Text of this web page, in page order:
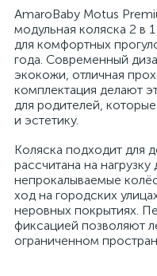
AmaroBaby Motus
модульная коляска 2 в
для комфортных
года. Современный
экокожи, отличная
комплектация делают
для родителей,
и эстетику.
Коляска подходит для
рассчитана на
непрокалываемые
ход на городских
неровных покрытиях.
фиксацией позволяют
ограниченном